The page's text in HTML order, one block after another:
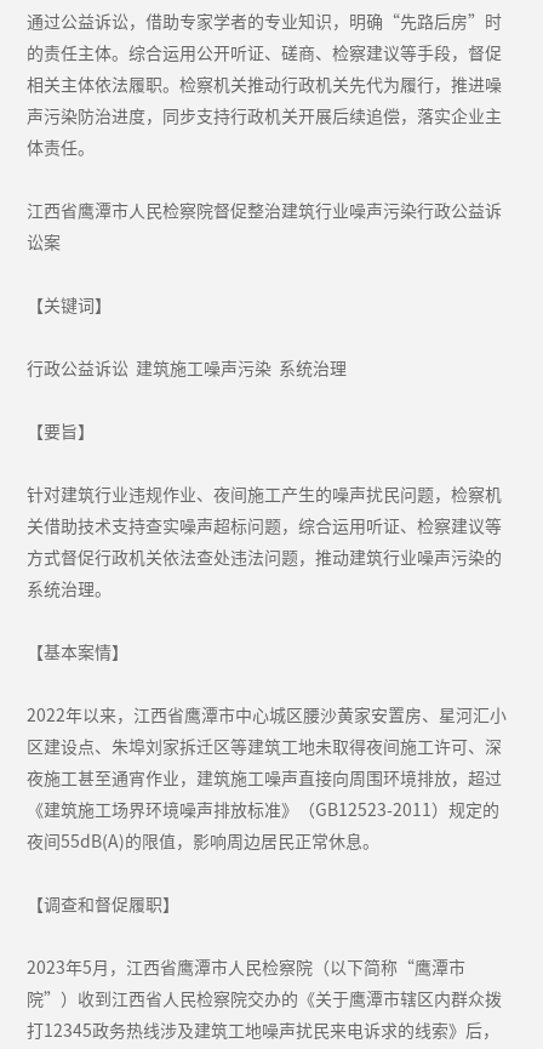
通过公益诉讼，借助专家学者的专业知识，明确“先路后房”时
的责任主体。综合运用公开听证、磋商、检察建议等手段，督促
相关主体依法履职。检察机关推动行政机关先代为履行，推进噪
声污染防治进度，同步支持行政机关开展后续追偿，落实企业主
体责任。
江西省鹰潭市人民检察院督促整治建筑行业噪声污染行政公益诉
讼案
【关键词】
行政公益诉讼 建筑施工噪声污染 系统治理
【要旨】
针对建筑行业违规作业、夜间施工产生的噪声扰民问题，检察机
关借助技术支持查实噪声超标问题，综合运用听证、检察建议等
方式督促行政机关依法查处违法问题，推动建筑行业噪声污染的
系统治理。
【基本案情】
2022年以来，江西省鹰潭市中心城区腰沙黄家安置房、星河汇小
区建设点、朱埠刘家拆迁区等建筑工地未取得夜间施工许可、深
夜施工甚至通宵作业，建筑施工噪声直接向周围环境排放，超过
《建筑施工场界环境噪声排放标准》（GB12523-2011）规定的
夜间55dB(A)的限值，影响周边居民正常休息。
【调查和督促履职】
2023年5月，江西省鹰潭市人民检察院（以下简称“鹰潭市
院”）收到江西省人民检察院交办的《关于鹰潭市辖区内群众拨
打12345政务热线涉及建筑工地噪声扰民来电诉求的线索》后，